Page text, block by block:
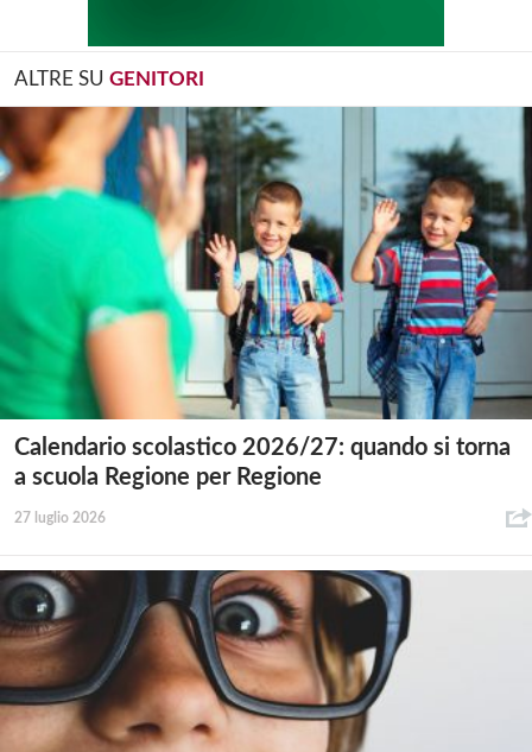
ALTRE SU GENITORI
Calendario scolastico 2026/27: quando si torna
a scuola Regione per Regione
27 luglio 2026